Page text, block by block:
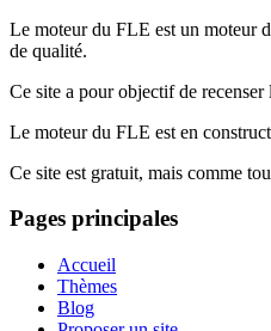
Le moteur du FLE est un moteur
de qualité.
Ce site a pour objectif de recenser
Le moteur du FLE est en
Ce site est gratuit, mais comme
Pages principales
Accueil
Thèmes
Blog